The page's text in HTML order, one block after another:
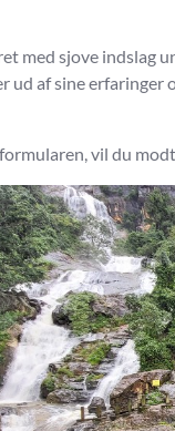
med sjove indslag
ud af sine erfaringer
vil du